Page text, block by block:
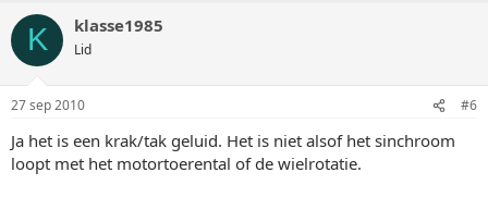
K klasse1985
Lid
27 sep 2010 #6
Ja het is een krak/tak geluid. Het is niet alsof het sinchroom
loopt met het motortoerental of de wielrotatie.